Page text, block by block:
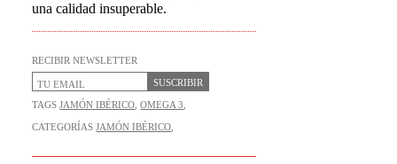
una calidad insuperable.
RECIBIR NEWSLETTER
SUSCRIBIR
TAGSJAMÓN IBÉRICO ,OMEGA 3
CATEGORÍASJAMÓN IBÉRICO